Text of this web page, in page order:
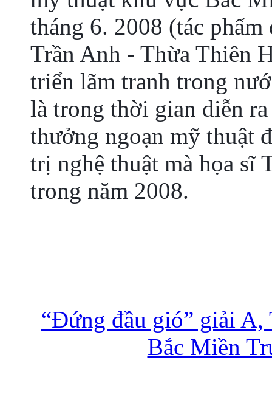
tháng 6. 2008 (tác
Trần Anh - Thừa Thiên
triển lãm tranh trong
là trong thời gian diễn
thưởng ngoạn mỹ thuật
trị nghệ thuật mà họa sĩ
trong năm 2008.
“Đứng đầu gió” giải
Bắc Miền